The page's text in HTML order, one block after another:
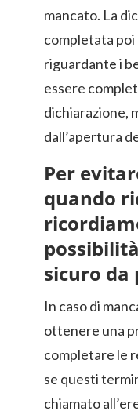
mancato. La
completata
riguardante i
essere
dichiarazione,
dall’apertura
Per
quando
sicuro da
In caso di
ottenere una
completare le
se questi
chiamato